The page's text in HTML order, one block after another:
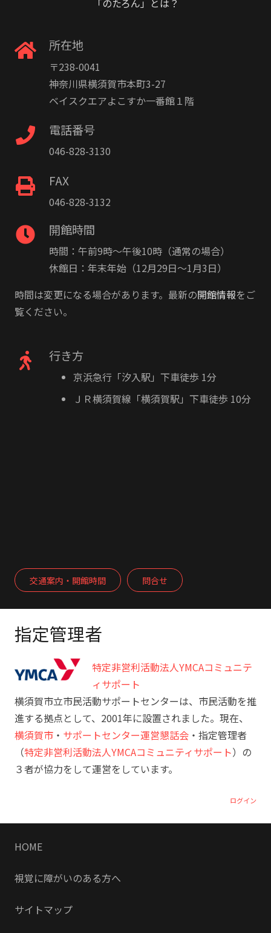
所在地
〒238-0041
神奈川県横須賀市本町3-27
ベイスクエアよこすか一番館１階
電話番号
046-828-3130
FAX
046-828-3132
開館時間
時間：午前9時〜午後10時（通常の場合）
休館日：年末年始（12月29日〜1月3日）
時間は変更になる場合があります。最新の開館情報をご
覧ください。
行き方
京浜急行「汐入駅」下車徒歩 1分
ＪＲ横須賀線「横須賀駅」下車徒歩 10分
交通案内・開館時間 問合せ
指定管理者
特定非営利活動法人YMCAコミュニテ
ィサポート
横須賀市立市民活動サポートセンターは、市民活動を推
進する拠点として、2001年に設置されました。現在、
横須賀市 ・ サポートセンター運営懇話会 ・指定管理者
（特定非営利活動法人YMCAコミュニティサポート）の
３者が協力をして運営をしています。
ログイン
HOME
視覚に障がいのある方へ
サイトマップ